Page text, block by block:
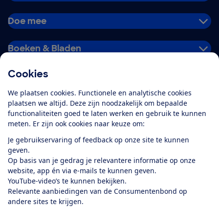
Cookies
We plaatsen cookies. Functionele en analytische cookies
plaatsen we altijd. Deze zijn noodzakelijk om bepaalde
functionaliteiten goed te laten werken en gebruik te kunnen
meten. Er zijn ook cookies naar keuze om:
Je gebruikservaring of feedback op onze site te kunnen
geven.
Op basis van je gedrag je relevantere informatie op onze
website, app én via e-mails te kunnen geven.
YouTube-video’s te kunnen bekijken.
Relevante aanbiedingen van de Consumentenbond op
andere sites te krijgen.
Doe mee
Boeken & Bladen
Alles over de
app
Algemene Voorwaarden
Privacyverklaring
Cookiebeleid
Privacyvoorkeuren
Toegankelijkheid